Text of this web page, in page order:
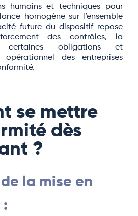
humains et techniques pour
homogène sur l’ensemble
future du dispositif repose
des contrôles, la
certaines obligations et
opérationnel des entreprises
se mettre
dès
?
la mise en
: